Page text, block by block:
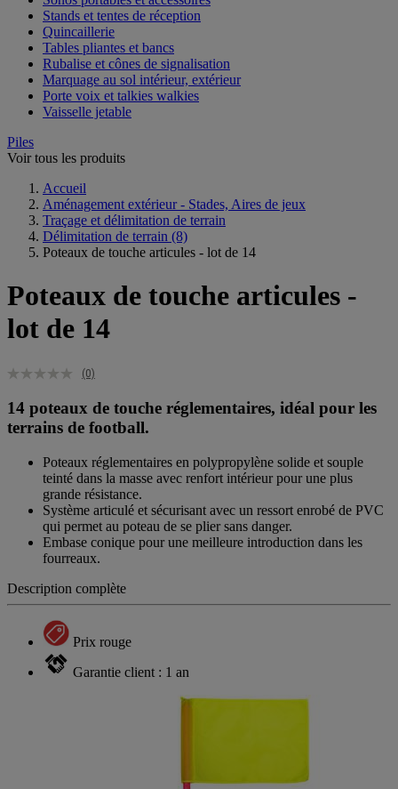
Stands et tentes de réception
Quincaillerie
Tables pliantes et bancs
Rubalise et cônes de signalisation
Marquage au sol intérieur, extérieur
Porte voix et talkies walkies
Vaisselle jetable
Piles
Voir tous les produits
Accueil
Aménagement extérieur - Stades, Aires de jeux
Traçage et délimitation de terrain
Délimitation de terrain (8)
Poteaux de touche articules - lot de 14
Poteaux de touche articules -
lot de 14
(0)
14 poteaux de touche réglementaires, idéal pour les
terrains de football.
Poteaux réglementaires en polypropylène solide et souple
teinté dans la masse avec renfort intérieur pour une plus
grande résistance.
Système articulé et sécurisant avec un ressort enrobé de PVC
qui permet au poteau de se plier sans danger.
Embase conique pour une meilleure introduction dans les
fourreaux.
Description complète
Prix rouge
Garantie client : 1 an